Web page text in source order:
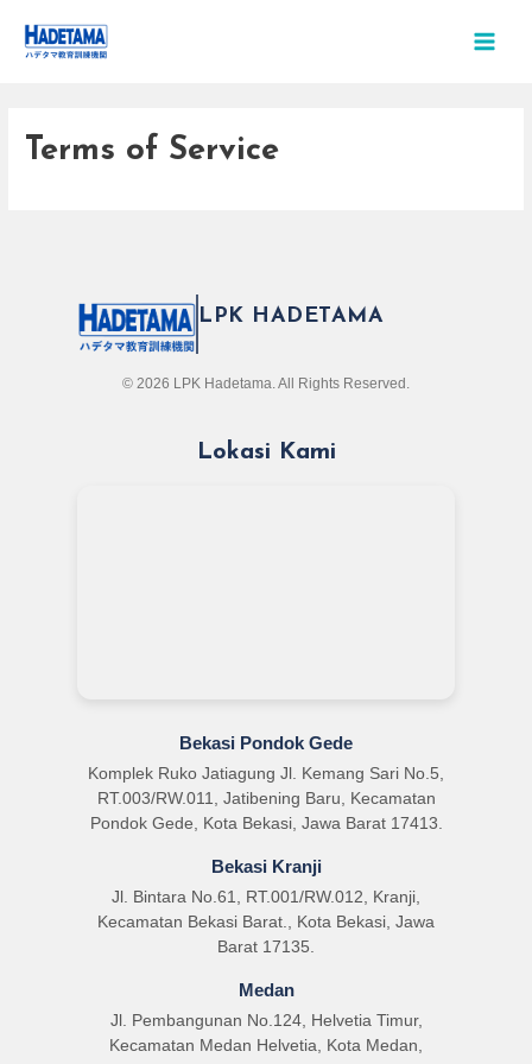
Terms of Service
LPK HADETAMA
© 2026 LPK Hadetama. All Rights Reserved.
Lokasi Kami
Bekasi Pondok Gede
Komplek Ruko Jatiagung Jl. Kemang Sari No.5,
RT.003/RW.011, Jatibening Baru, Kecamatan
Pondok Gede, Kota Bekasi, Jawa Barat 17413.
Bekasi Kranji
Jl. Bintara No.61, RT.001/RW.012, Kranji,
Kecamatan Bekasi Barat., Kota Bekasi, Jawa
Barat 17135.
Medan
Jl. Pembangunan No.124, Helvetia Timur,
Kecamatan Medan Helvetia, Kota Medan,